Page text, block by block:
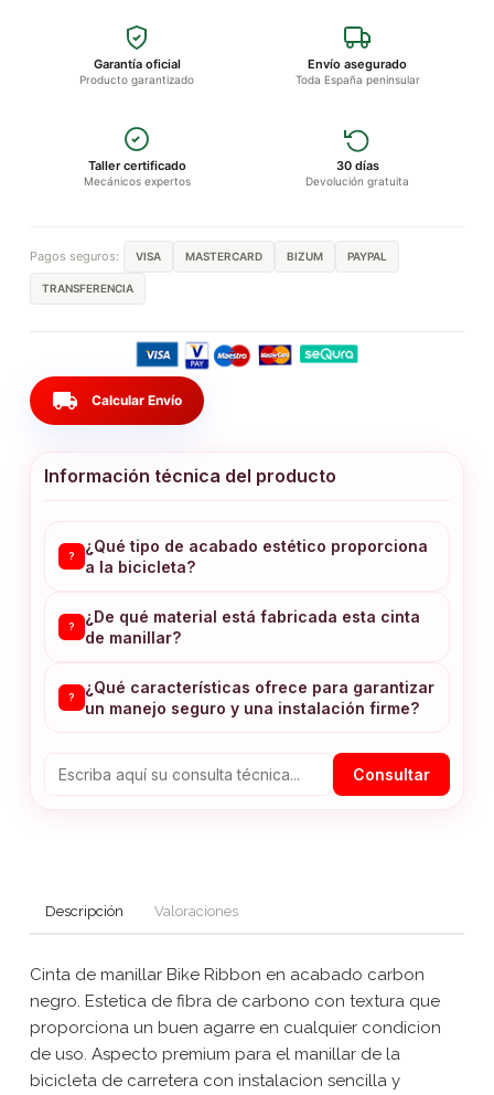
Garantía oficial
Producto garantizado
Envío asegurado
Toda España peninsular
Taller certificado
Mecánicos expertos
30 días
Devolución gratuita
Pagos seguros: VISA MASTERCARD BIZUM PAYPAL
TRANSFERENCIA
local_shipping Calcular Envío
Información técnica del producto
?
¿Qué tipo de acabado estético proporciona
a la bicicleta?
?
¿De qué material está fabricada esta cinta
de manillar?
?
¿Qué características ofrece para garantizar
un manejo seguro y una instalación firme?
Consultar
Descripción Valoraciones
Cinta de manillar Bike Ribbon en acabado carbon
negro. Estetica de fibra de carbono con textura que
proporciona un buen agarre en cualquier condicion
de uso. Aspecto premium para el manillar de la
bicicleta de carretera con instalacion sencilla y